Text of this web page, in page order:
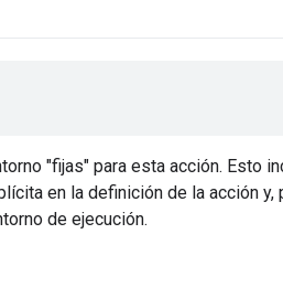
"fijas" para esta acción. Esto
en la definición de la acción
de ejecución.